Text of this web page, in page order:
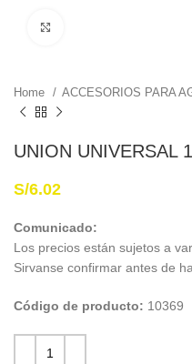
Home ACCESORIOS PARA
UNION UNIVERSAL
S/6.02
Comunicado:
Los precios están sujetos a
Sirvanse confirmar antes de
Código de producto: 10369